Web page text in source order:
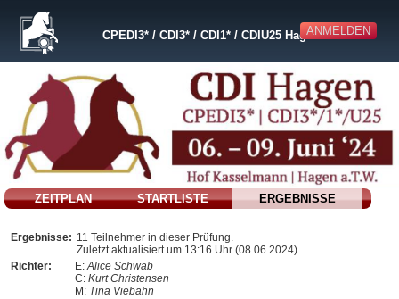
ANMELDEN
CPEDI3* / CDI3* / CDI1* / CDIU25 Hagen a.T.W.
ZEITPLAN STARTLISTE ERGEBNISSE
Ergebnisse: 11 Teilnehmer in dieser Prüfung.
Zuletzt aktualisiert um 13:16 Uhr (08.06.2024)
Richter:
E:Alice Schwab
C: Kurt Christensen
M: Tina Viebahn